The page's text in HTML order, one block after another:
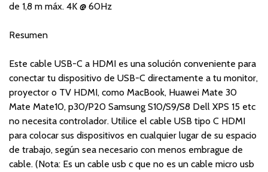
de 1,8 m máx. 4K @ 60Hz
Resumen
Este cable USB-C a HDMI es una solución conveniente para
conectar tu dispositivo de USB-C directamente a tu monitor,
proyector o TV HDMI, como MacBook, Huawei Mate 30
Mate Mate10, p30/P20 Samsung S10/S9/S8 Dell XPS 15 etc
no necesita controlador. Utilice el cable USB tipo C HDMI
para colocar sus dispositivos en cualquier lugar de su espacio
de trabajo, según sea necesario con menos embrague de
cable. (Nota: Es un cable usb c que no es un cable micro usb